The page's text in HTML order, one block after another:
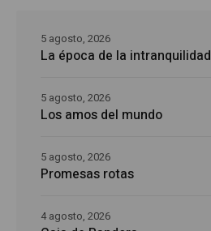
La época de la intranquilidad
5 agosto, 2026
Los amos del mundo
5 agosto, 2026
Promesas rotas
5 agosto, 2026
4 agosto, 2026